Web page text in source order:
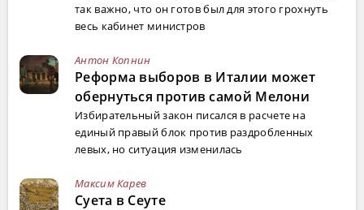
так важно, что он готов был для этого грохнуть
весь кабинет министров
Антон Копнин
Реформа выборов в Италии может
обернуться против самой Мелони
Избирательный закон писался в расчете на
единый правый блок против раздробленных
левых, но ситуация изменилась
Максим Карев
Суета в Сеуте